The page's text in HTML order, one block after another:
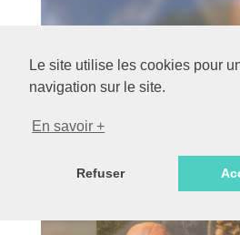
Le site utilise les cookies pour
navigation sur le site.
En savoir +
Refuser